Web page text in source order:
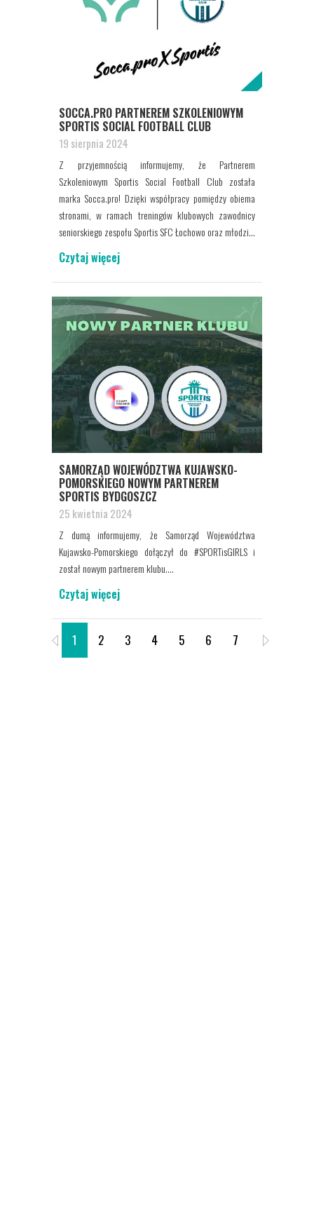
SOCCA.PRO PARTNEREM SZKOLENIOWYM
SPORTIS SOCIAL FOOTBALL CLUB
19 sierpnia 2024
Z przyjemnością informujemy, że Partnerem
Szkoleniowym Sportis Social Football Club została
marka Socca.pro! Dzięki współpracy pomiędzy obiema
stronami, w ramach treningów klubowych zawodnicy
seniorskiego zespołu Sportis SFC Łochowo oraz młodzi...
Czytaj więcej
SAMORZĄD WOJEWÓDZTWA KUJAWSKO-
POMORSKIEGO NOWYM PARTNEREM
SPORTIS BYDGOSZCZ
25 kwietnia 2024
Z dumą informujemy, że Samorząd Województwa
Kujawsko-Pomorskiego dołączył do #SPORTisGIRLS i
został nowym partnerem klubu....
Czytaj więcej
1 2 3 4 5 6 7 8